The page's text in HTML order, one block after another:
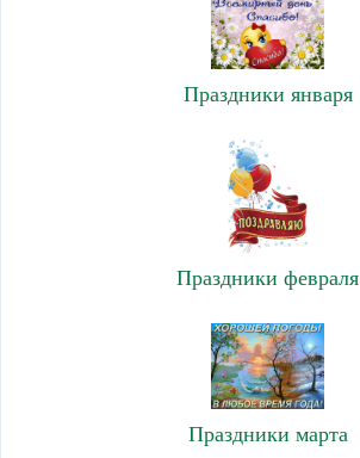
Праздники января
Праздники февраля
Праздники марта